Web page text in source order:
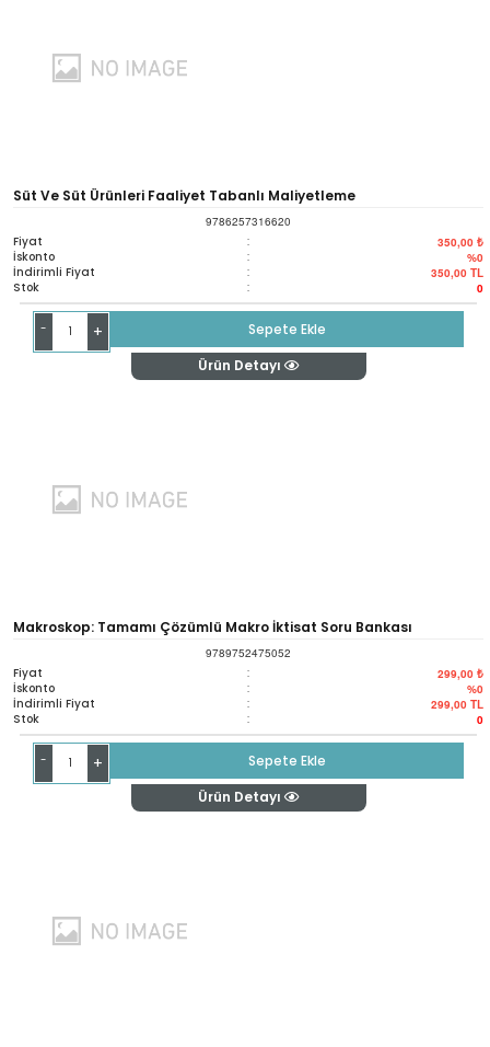
Süt Ve Süt Ürünleri Faaliyet Tabanlı Maliyetleme
9786257316620
Fiyat : 350,00 ₺
İskonto : %0
İndirimli Fiyat : 350,00 TL
Stok : 0
- +
Sepete Ekle
Ürün Detayı
Makroskop: Tamamı Çözümlü Makro İktisat Soru Bankası
9789752475052
Fiyat : 299,00 ₺
İskonto : %0
İndirimli Fiyat : 299,00 TL
Stok : 0
- +
Sepete Ekle
Ürün Detayı